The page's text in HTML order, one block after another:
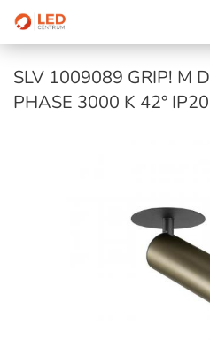
SLV 1009089 GRIP! M
PHASE 3000 K 42°